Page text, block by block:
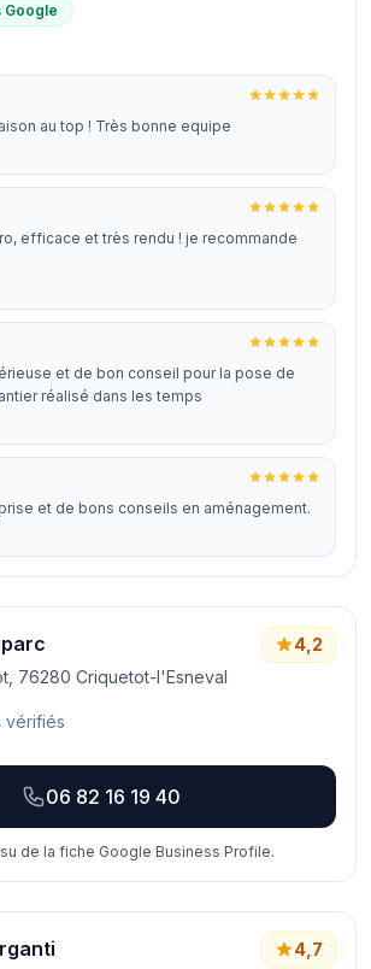
Google
au top ! Très bonne equipe
efficace et très rendu ! je recommande
et de bon conseil pour la pose de
réalisé dans les temps
et de bons conseils en aménagement.
76280 Criquetot-l'Esneval
4,2
vérifiés
06 82 16 19 40
de la fiche Google Business Profile.
4,7